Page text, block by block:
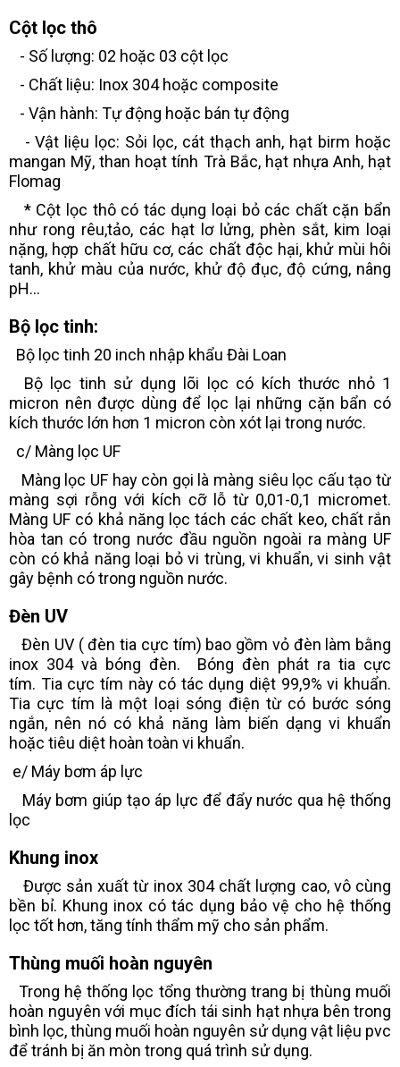
Cột lọc thô
- Số lượng: 02 hoặc 03 cột lọc
- Chất liệu: Inox 304 hoặc composite
- Vận hành: Tự động hoặc bán tự động
- Vật liệu lọc: Sỏi lọc, cát thạch anh, hạt birm hoặc
mangan Mỹ, than hoạt tính Trà Bắc, hạt nhựa Anh, hạt
Flomag
* Cột lọc thô có tác dụng loại bỏ các chất cặn bẩn
như rong rêu,tảo, các hạt lơ lửng, phèn sắt, kim loại
nặng, hợp chất hữu cơ, các chất độc hại, khử mùi hôi
tanh, khử màu của nước, khử độ đục, độ cứng, nâng
pH...
Bộ lọc tinh:
Bộ lọc tinh 20 inch nhập khẩu Đài Loan
Bộ lọc tinh sử dụng lõi lọc có kích thước nhỏ 1
micron nên được dùng để lọc lại những cặn bẩn có
kích thước lớn hơn 1 micron còn xót lại trong nước.
c/ Màng lọc UF
Màng lọc UF hay còn gọi là màng siêu lọc cấu tạo từ
màng sợi rỗng với kích cỡ lỗ từ 0,01-0,1 micromet.
Màng UF có khả năng lọc tách các chất keo, chất rắn
hòa tan có trong nước đầu nguồn ngoài ra màng UF
còn có khả năng loại bỏ vi trùng, vi khuẩn, vi sinh vật
gây bệnh có trong nguồn nước.
Đèn UV
Đèn UV ( đèn tia cực tím) bao gồm vỏ đèn làm bằng
inox 304 và bóng đèn. Bóng đèn phát ra tia cực
tím. Tia cực tím này có tác dụng diệt 99,9% vi khuẩn.
Tia cực tím là một loại sóng điện từ có bước sóng
ngắn, nên nó có khả năng làm biến dạng vi khuẩn
hoặc tiêu diệt hoàn toàn vi khuẩn.
e/ Máy bơm áp lực
Máy bơm giúp tạo áp lực để đẩy nước qua hệ thống
lọc
Khung inox
Được sản xuất từ inox 304 chất lượng cao, vô cùng
bền bỉ. Khung inox có tác dụng bảo vệ cho hệ thống
lọc tốt hơn, tăng tính thẩm mỹ cho sản phẩm.
Thùng muối hoàn nguyên
Trong hệ thống lọc tổng thường trang bị thùng muối
hoàn nguyên với mục đích tái sinh hạt nhựa bên trong
bình lọc, thùng muối hoàn nguyên sử dụng vật liệu pvc
để tránh bị ăn mòn trong quá trình sử dụng.